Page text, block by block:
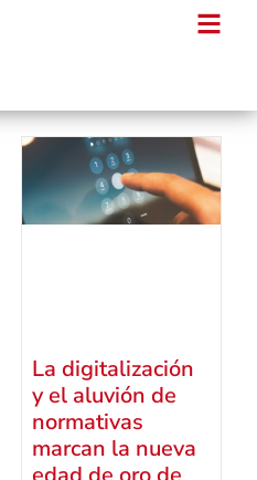
La digitalización
y el aluvión de
normativas
marcan la nueva